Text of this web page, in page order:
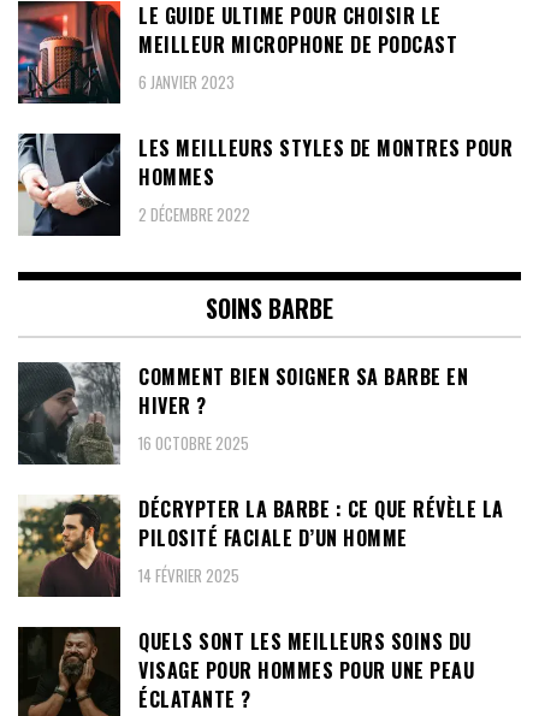
LE GUIDE ULTIME POUR CHOISIR LE
MEILLEUR MICROPHONE DE PODCAST
6 JANVIER 2023
LES MEILLEURS STYLES DE MONTRES POUR
HOMMES
2 DÉCEMBRE 2022
SOINS BARBE
COMMENT BIEN SOIGNER SA BARBE EN
HIVER ?
16 OCTOBRE 2025
DÉCRYPTER LA BARBE : CE QUE RÉVÈLE LA
PILOSITÉ FACIALE D’UN HOMME
14 FÉVRIER 2025
QUELS SONT LES MEILLEURS SOINS DU
VISAGE POUR HOMMES POUR UNE PEAU
ÉCLATANTE ?